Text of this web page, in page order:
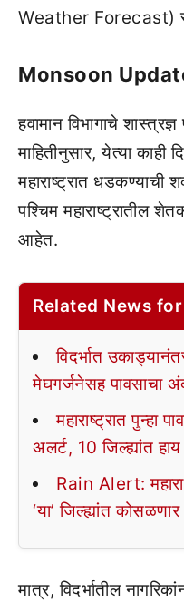
Weather Forecast)
Monsoon
हवामान विभागाचे
माहितीनुसार, येत्या काही
महाराष्ट्रात
पश्चिम महाराष्ट्रातील
आहेत.
Related News
विदर्भात
मेघगर्जनेसह पावसाचा
महाराष्ट्रात पुन्हा
अलर्ट, 10 जिल्ह्यांत
Rain Alert:
‘या’ जिल्ह्यांत
मात्र, विदर्भातील